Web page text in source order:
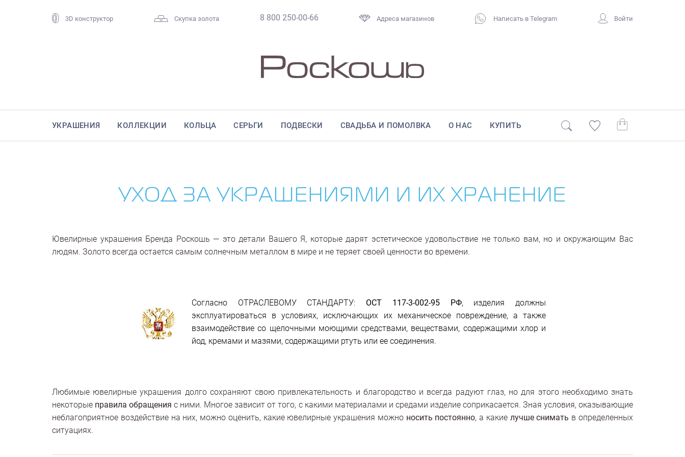
3D конструктор Скупка золота 8 800 250-00-66 Адреса магазинов Написать в Telegram Войти
УКРАШЕНИЯ КОЛЛЕКЦИИ КОЛЬЦА СЕРЬГИ ПОДВЕСКИ СВАДЬБА И ПОМОЛВКА О НАС КУПИТЬ
УХОД ЗА УКРАШЕНИЯМИ И ИХ ХРАНЕНИЕ
Ювелирные украшения Бренда Роскошь — это детали Вашего Я, которые дарят эстетическое удовольствие не только вам, но и окружающим Вас
людям. Золото всегда остается самым солнечным металлом в мире и не теряет своей ценности во времени.
Согласно ОТРАСЛЕВОМУ СТАНДАРТУ: ОСТ 117-3-002-95 РФ, изделия должны
эксплуатироваться в условиях, исключающих их механическое повреждение, а также
взаимодействие со щелочными моющими средствами, веществами, содержащими хлор и
йод, кремами и мазями, содержащими ртуть или ее соединения.
Любимые ювелирные украшения долго сохраняют свою привлекательность и благородство и всегда радуют глаз, но для этого необходимо знать
некоторые правила обращения с ними. Многое зависит от того, с какими материалами и средами изделие соприкасается. Зная условия, оказывающие
неблагоприятное воздействие на них, можно оценить, какие ювелирные украшения можно носить постоянно, а какие лучше снимать в определенных
ситуациях.